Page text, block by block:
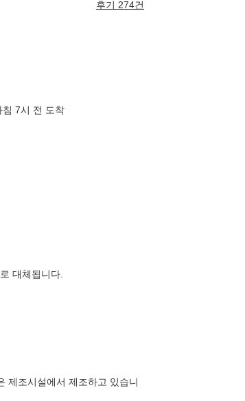
후기 274건
7시 전 도착
대체됩니다.
제조시설에서 제조하고 있습니